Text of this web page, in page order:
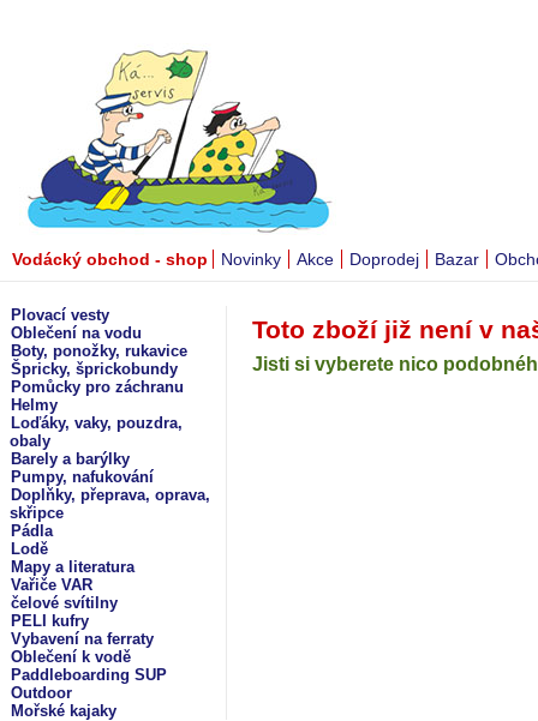
Vodácký obchod - shop Novinky Akce Doprodej Bazar
Plovací vesty
Oblečení na vodu
Boty, ponožky, rukavice
Špricky, šprickobundy
Pomůcky pro záchranu
Helmy
Loďáky, vaky, pouzdra,
obaly
Barely a barýlky
Pumpy, nafukování
Doplňky, přeprava, oprava,
skřipce
Pádla
Lodě
Mapy a literatura
Vařiče VAR
čelové svítilny
PELI kufry
Vybavení na ferraty
Oblečení k vodě
Paddleboarding SUP
Outdoor
Mořské kajaky
Toto zboží již není v
Jisti si vyberete nico